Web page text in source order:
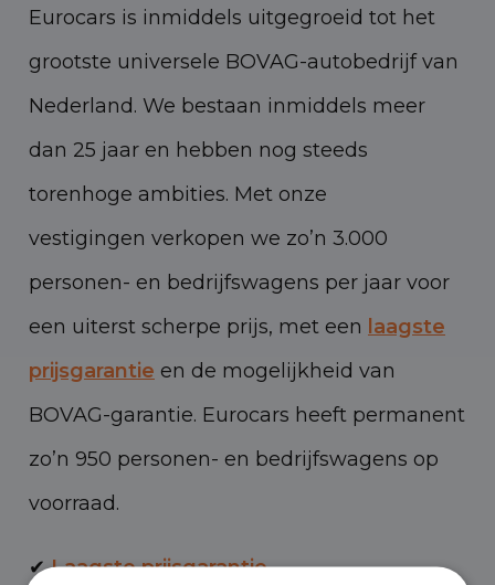
Eurocars is inmiddels uitgegroeid tot het
grootste universele BOVAG-autobedrijf van
Nederland. We bestaan inmiddels meer
dan 25 jaar en hebben nog steeds
torenhoge ambities. Met onze
vestigingen verkopen we zo’n 3.000
personen- en bedrijfswagens per jaar voor
een uiterst scherpe prijs, met een laagste
prijsgarantie en de mogelijkheid van
BOVAG-garantie. Eurocars heeft permanent
zo’n 950 personen- en bedrijfswagens op
voorraad.
✔Laagste prijsgarantie